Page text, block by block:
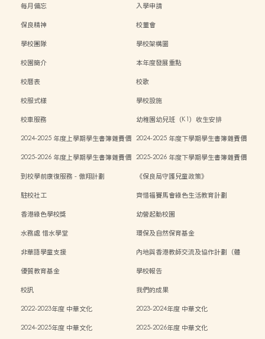
每月備忘
入學申請
保良精神
校董會
學校團隊
學校架構圖
校園簡介
本年度發展重點
校曆表
校歌
校服式樣
學校設施
校車服務
幼稚園幼兒班（K1）收生安排
2024-2025 年度上學期學生書簿雜費價 2024-2025 年度下學期學生書簿雜費價
2025-2026 年度上學期學生書簿雜費價 2025-2026 年度下學期學生書簿雜費價
到校學前康復服務 - 傲翔計劃
《保良局守護兒童政策》
駐校社工
齊惜福賽馬會綠色生活教育計劃
香港綠色學校獎
幼營起動校園
水務處 惜水學堂
環保及自然保育基金
非華語學童支援
內地與香港教師交流及協作計劃（體
優質教育基金
學校報告
校訊
我們的成果
2022-2023年度 中華文化
2023-2024年度 中華文化
2024-2025年度 中華文化
2025-2026年度 中華文化